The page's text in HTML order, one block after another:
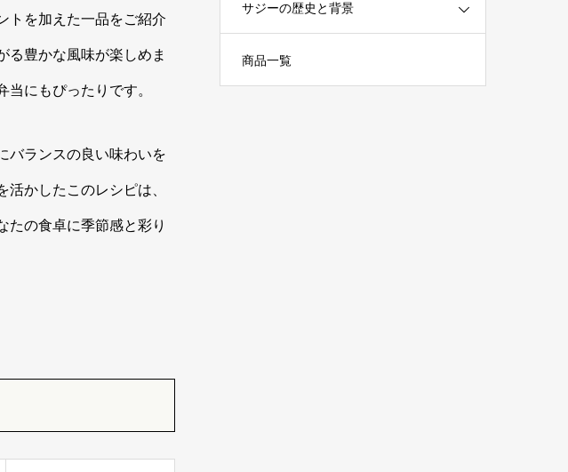
トを加えた一品をご紹介
る豊かな風味が楽しめま
にもぴったりです。
バランスの良い味わいを
かしたこのレシピは、
たの食卓に季節感と彩り
サジーの歴史と背景
商品一覧